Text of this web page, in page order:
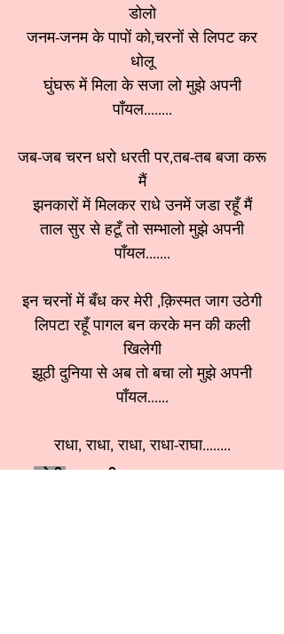
डोलो
जनम-जनम के पापों को,चरनों से लिपट कर
धोलू
घुंघरू में मिला के सजा लो मुझे अपनी
पाँयल........
जब-जब चरन धरो धरती पर,तब-तब बजा करू
मैं
झनकारों में मिलकर राधे उनमें जडा रहूँ मैं
ताल सुर से हटूँ तो सम्भालो मुझे अपनी
पाँयल.......
इन चरनों में बँध कर मेरी ,क़िस्मत जाग उठेगी
लिपटा रहूँ पागल बन करके मन की कली
खिलेगी
झूठी दुनिया से अब तो बचा लो मुझे अपनी
पाँयल......
राधा, राधा, राधा, राधा-राघा........
श्रेणी:राधा रानी भजन